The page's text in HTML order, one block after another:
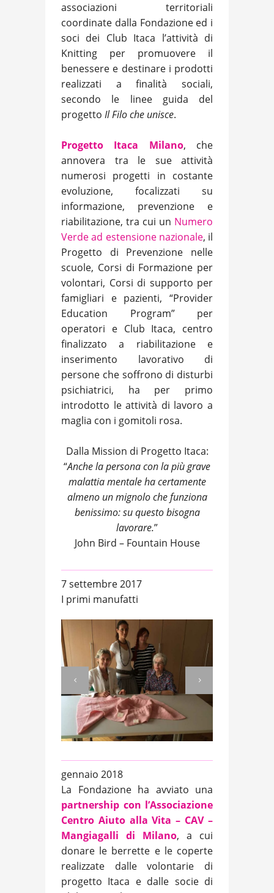
associazioni territoriali
coordinate dalla Fondazione ed i
soci dei Club Itaca l’attività di
Knitting per promuovere il
benessere e destinare i prodotti
realizzati a finalità sociali,
secondo le linee guida del
progetto Il Filo che unisce.
Progetto Itaca Milano, che
annovera tra le sue attività
numerosi progetti in costante
evoluzione, focalizzati su
informazione, prevenzione e
riabilitazione, tra cui un Numero
Verde ad estensione nazionale, il
Progetto di Prevenzione nelle
scuole, Corsi di Formazione per
volontari, Corsi di supporto per
famigliari e pazienti, “Provider
Education Program” per
operatori e Club Itaca, centro
finalizzato a riabilitazione e
inserimento lavorativo di
persone che soffrono di disturbi
psichiatrici, ha per primo
introdotto le attività di lavoro a
maglia con i gomitoli rosa.
Dalla Mission di Progetto Itaca:
“Anche la persona con la più grave
malattia mentale ha certamente
almeno un mignolo che funziona
benissimo: su questo bisogna
lavorare.”
John Bird – Fountain House
7 settembre 2017
I primi manufatti
gennaio 2018
La Fondazione ha avviato una
partnership con l’Associazione
Centro Aiuto alla Vita – CAV –
Mangiagalli di Milano, a cui
donare le berrette e le coperte
realizzate dalle volontarie di
progetto Itaca e dalle socie di